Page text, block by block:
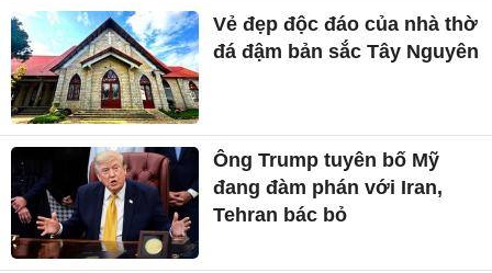
Vẻ đẹp độc đáo của nhà thờ
đá đậm bản sắc Tây Nguyên
Ông Trump tuyên bố Mỹ
đang đàm phán với Iran,
Tehran bác bỏ